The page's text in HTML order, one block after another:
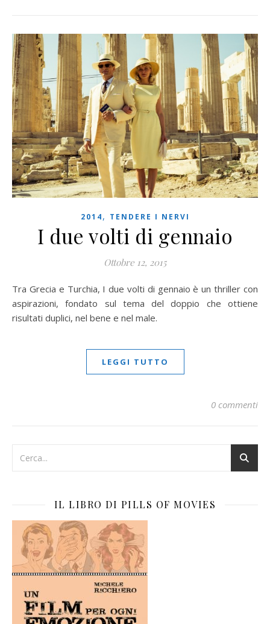
2014, TENDERE I NERVI
I due volti di gennaio
Ottobre 12, 2015
Tra Grecia e Turchia, I due volti di gennaio è un thriller con
aspirazioni, fondato sul tema del doppio che ottiene
risultati duplici, nel bene e nel male.
LEGGI TUTTO
0 commenti
IL LIBRO DI PILLS OF MOVIES